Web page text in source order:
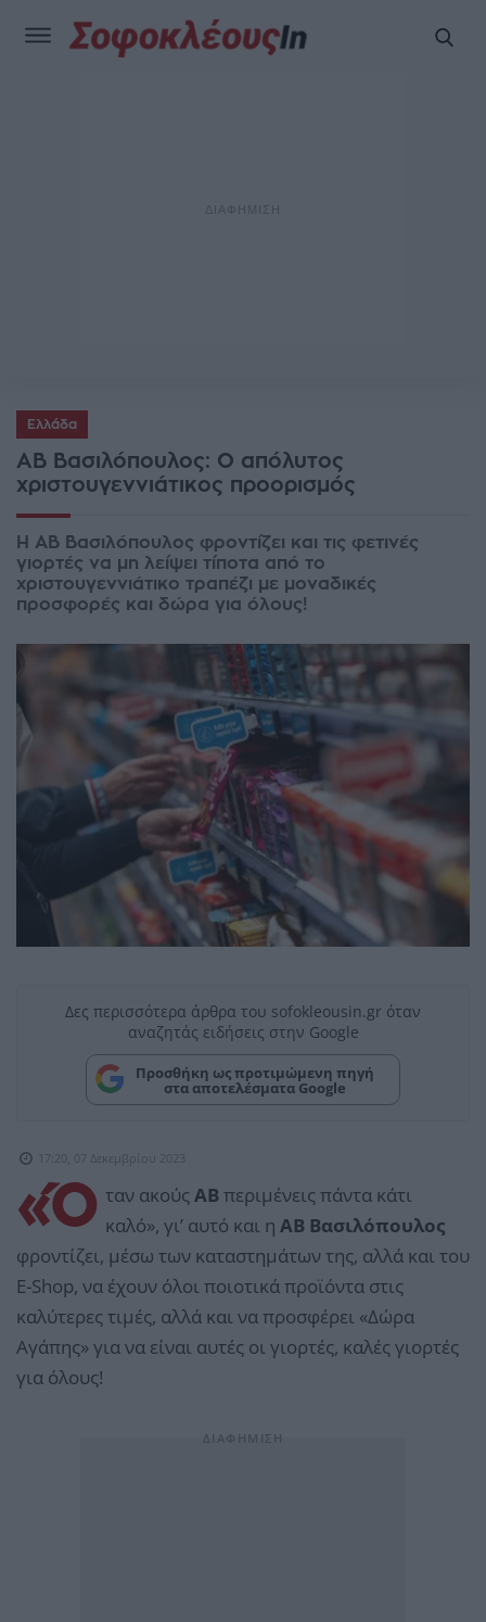
Ελλάδα
ΑΒ Βασιλόπουλος: Ο απόλυτος
χριστουγεννιάτικος προορισμός
Η ΑΒ Βασιλόπουλος φροντίζει και τις φετινές
γιορτές να μη λείψει τίποτα από το
χριστουγεννιάτικο τραπέζι με μοναδικές
προσφορές και δώρα για όλους!
Δες περισσότερα άρθρα του sofokleousin.gr όταν
αναζητάς ειδήσεις στην Google
Προσθήκη ως προτιμώμενη πηγή
στα αποτελέσματα Google
17:20, 07 Δεκεμβρίου 2023
«Ό ταν ακούς ΑΒπεριμένεις πάντα κάτι
καλό», γι’ αυτό και η ΑΒ Βασιλόπουλος
φροντίζει, μέσω των καταστημάτων της, αλλά και του
E-Shop, να έχουν όλοι ποιοτικά προϊόντα στις
καλύτερες τιμές, αλλά και να προσφέρει «Δώρα
Αγάπης» για να είναι αυτές οι γιορτές, καλές γιορτές
για όλους!